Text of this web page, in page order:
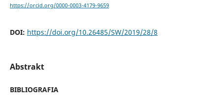
https://orcid.org/0000-0003-4179-9659
DOI: https://doi.org/10.26485/SW/2019/28/8
Abstrakt
BIBLIOGRAFIA